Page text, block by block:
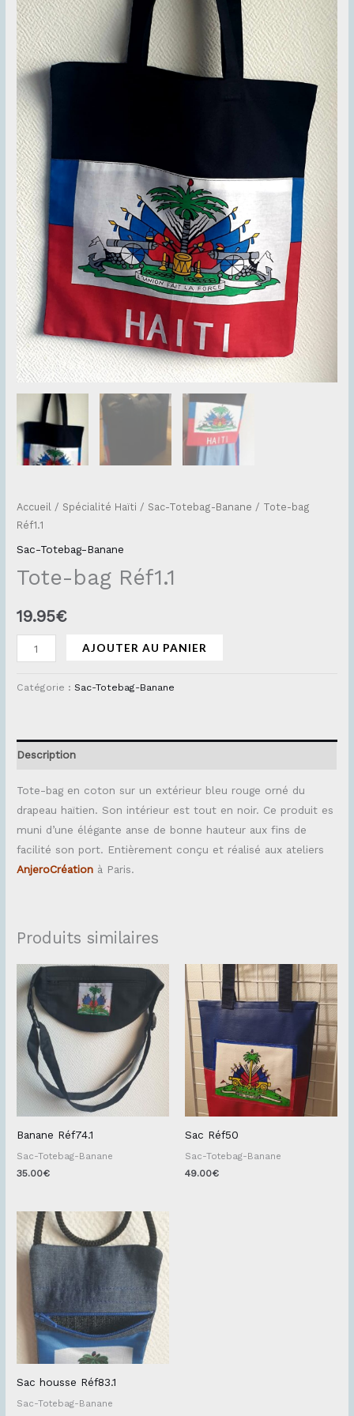
Accueil / Spécialité Haïti / Sac-Totebag-Banane / Tote-bag
Réf1.1
Sac-Totebag-Banane
Tote-bag Réf1.1
19.95€
AJOUTER AU PANIER
Catégorie :Sac-Totebag-Banane
Description
Tote-bag en coton sur un extérieur bleu rouge orné du
drapeau haïtien. Son intérieur est tout en noir. Ce produit es
muni d’une élégante anse de bonne hauteur aux fins de
facilité son port. Entièrement conçu et réalisé aux ateliers
AnjeroCréation à Paris.
Produits similaires
Banane Réf74.1
Sac-Totebag-Banane
35.00€
Sac Réf50
Sac-Totebag-Banane
49.00€
Sac housse Réf83.1
Sac-Totebag-Banane